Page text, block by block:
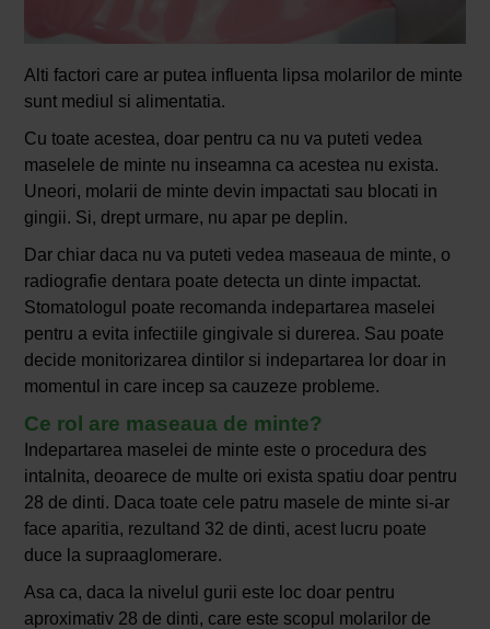
Alti factori care ar putea influenta lipsa molarilor de minte
sunt mediul si alimentatia.
Cu toate acestea, doar pentru ca nu va puteti vedea
maselele de minte nu inseamna ca acestea nu exista.
Uneori, molarii de minte devin impactati sau blocati in
gingii. Si, drept urmare, nu apar pe deplin.
Dar chiar daca nu va puteti vedea maseaua de minte, o
radiografie dentara poate detecta un dinte impactat.
Stomatologul poate recomanda indepartarea maselei
pentru a evita infectiile gingivale si durerea. Sau poate
decide monitorizarea dintilor si indepartarea lor doar in
momentul in care incep sa cauzeze probleme.
Ce rol are maseaua de minte?
Indepartarea maselei de minte este o procedura des
intalnita, deoarece de multe ori exista spatiu doar pentru
28 de dinti. Daca toate cele patru masele de minte si-ar
face aparitia, rezultand 32 de dinti, acest lucru poate
duce la supraaglomerare.
Asa ca, daca la nivelul gurii este loc doar pentru
aproximativ 28 de dinti, care este scopul molarilor de